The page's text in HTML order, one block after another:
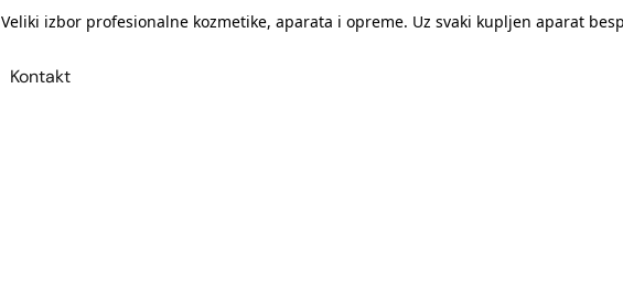
Veliki izbor profesionalne kozmetike, aparata i opreme. Uz svaki kupljen aparat
Kontakt